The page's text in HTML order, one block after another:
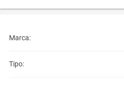
Marca:
Tipo: